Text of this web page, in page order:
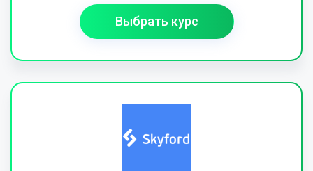
Выбрать курс